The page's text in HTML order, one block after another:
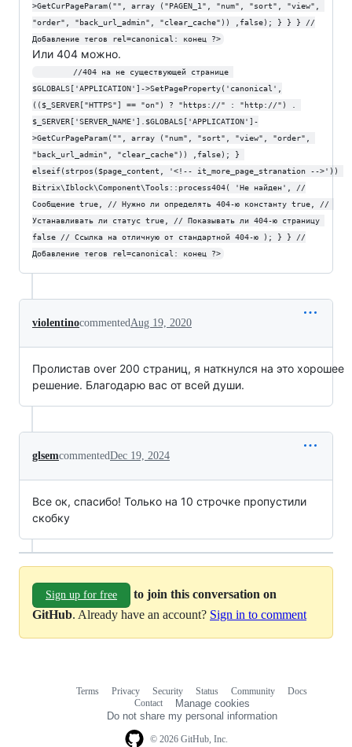
>GetCurPageParam("", array ("PAGEN_1", "num", "sort", "view",
"order", "back_url_admin", "clear_cache")) ,false); } } } //
Добавление тегов rel=canonical: конец ?>
Или 404 можно.
$GLOBALS['APPLICATION']->SetPageProperty('canonical',
(($_SERVER["HTTPS"] == "on") ? "https://" : "http://") .
$_SERVER['SERVER_NAME'].$GLOBALS['APPLICATION']-
>GetCurPageParam("", array ("num", "sort", "view", "order",
"back_url_admin", "clear_cache")) ,false); }
elseif(strpos($page_content, '<!-- it_more_page_stranation -->'))
Bitrix\Iblock\Component\Tools::process404( 'Не найден', //
Сообщение true, // Нужно ли определять 404-ю константу true, //
Устанавливать ли статус true, // Показывать ли 404-ю страницу
false // Ссылка на отличную от стандартной 404-ю ); } } //
Добавление тегов rel=canonical: конец ?>
violentinocommented Aug 19, 2020
Пролистав over 200 страниц, я наткнулся на это хорошее
решение. Благодарю вас от всей души.
glsemcommentedDec 19, 2024
Все ок, спасибо! Только на 10 строчке пропустили
скобку
Sign up for free
to join this conversation on
GitHub. Already have an account? Sign in to comment
© 2026 GitHub, Inc.
Terms Privacy Security Status Community
Docs
Contact
Manage cookies
Do not share my personal information